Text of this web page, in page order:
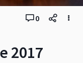
2017
0